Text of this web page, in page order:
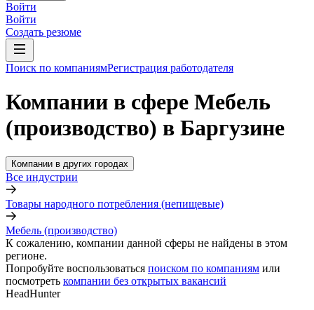
Войти
Войти
Создать резюме
Поиск по компаниямРегистрация работодателя
Компании в сфере Мебель
(производство) в Баргузине
Компании в других городах
Все индустрии
Товары народного потребления (непищевые)
Мебель (производство)
К сожалению, компании данной сферы не найдены в этом
регионе.
Попробуйте воспользоваться поиском по компаниям или
посмотреть компании без открытых вакансий
HeadHunter